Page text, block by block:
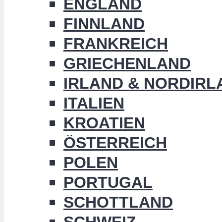
ENGLAND
FINNLAND
FRANKREICH
GRIECHENLAND
IRLAND &
ITALIEN
KROATIEN
ÖSTERREICH
POLEN
PORTUGAL
SCHOTTLAND